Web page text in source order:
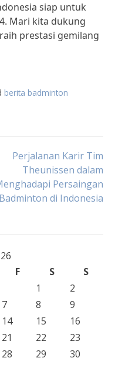
siap untuk
Mari kita dukung
prestasi gemilang
berita badminton
Perjalanan Karir Tim
Theunissen dalam
Persaingan
Badminton di Indonesia
F S
S
1
2
7 8
9
14 15
16
21 22
23
28 29
30